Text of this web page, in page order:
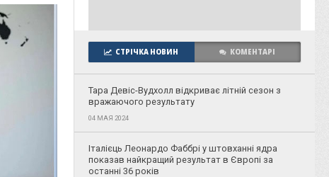
СТРІЧКА НОВИН КОМЕНТАРІ
Тара Девіс-Вудхолл відкриває літній сезон з
вражаючого результату
04 МАЯ 2024
Італієць Леонардо Фаббрі у штовханні ядра
показав найкращий результат в Європі за
останні 36 років